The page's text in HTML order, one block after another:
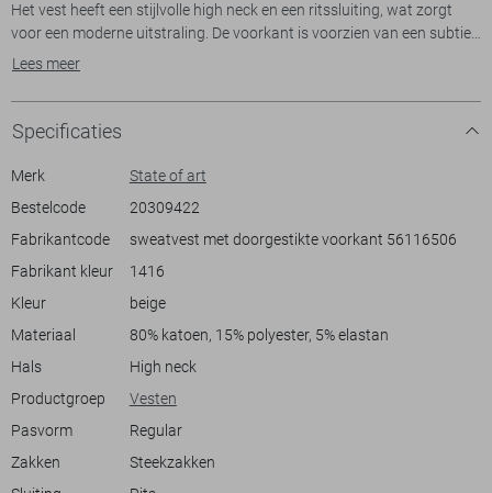
Het vest heeft een stijlvolle high neck en een ritssluiting, wat zorgt
voor een moderne uitstraling. De voorkant is voorzien van een subtiel
doorgestikt patroon in een neutrale kleur, waardoor het vest een
katoen, 15% polyester en 5% elastaan, biedt het vest zowel comfort
als een goede pasvorm. De steekzakken zijn een praktische
toevoeging, ideaal voor dagelijks gebruik.
het gemakkelijk kunt combineren met je dagelijkse garderobe. Het is
perfect voor zowel een ontspannen weekend als casual
bijeenkomsten. Draag het met een lichte chino of je favoriete jeans
van een vest dat niet alleen stijlvol, maar ook duurzaam is. Of je nu
een wandeling maakt in het park of geniet van een diner met vrienden,
Lees meer
Specificaties
Merk
State of art
Bestelcode
20309422
Fabrikantcode
sweatvest met doorgestikte voorkant 56116506
Fabrikant kleur
1416
Kleur
beige
Materiaal
80% katoen, 15% polyester, 5% elastan
Hals
High neck
Productgroep
Vesten
Pasvorm
Regular
Zakken
Steekzakken